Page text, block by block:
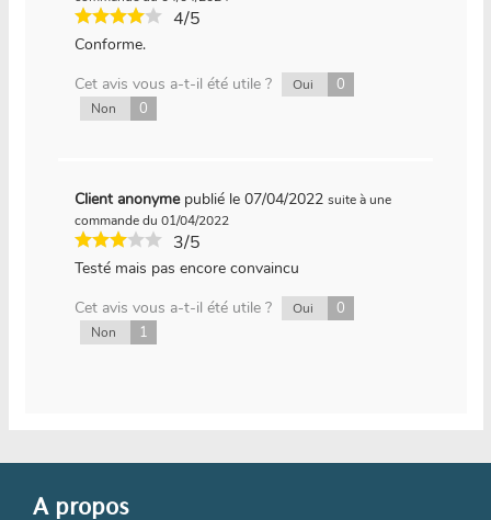
4/5
Conforme.
Cet avis vous a-t-il été utile ?
Oui 0
Non 0
Client anonyme publié le 07/04/2022 suite à une
commande du 01/04/2022
3/5
Testé mais pas encore convaincu
Cet avis vous a-t-il été utile ?
Oui 0
Non 1
A propos